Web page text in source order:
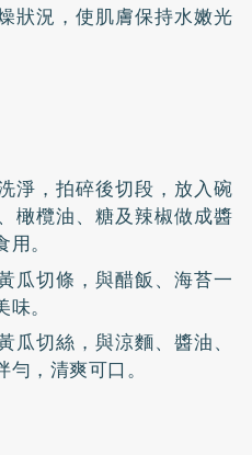
狀況，使肌膚保持水嫩光
淨，拍碎後切段，放入碗
橄欖油、糖及辣椒做成醬
。
瓜切條，與醋飯、海苔一
。
瓜切絲，與涼麵、醬油、
，清爽可口。